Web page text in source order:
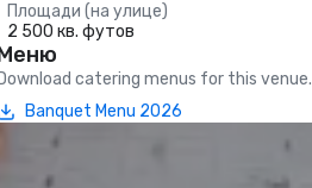
Площади (на улице)
2 500 кв. футов
Download catering menus for this venue.
Banquet Menu 2026